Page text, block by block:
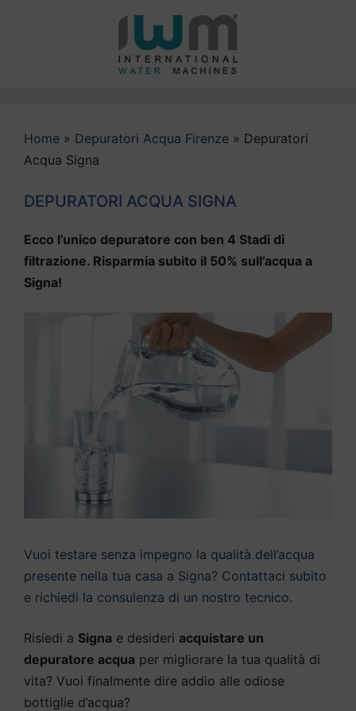
Home » Depuratori Acqua Firenze » Depuratori
Acqua Signa
DEPURATORI ACQUA SIGNA
Ecco l’unico depuratore con ben 4 Stadi di
filtrazione. Risparmia subito il 50% sull’acqua a
Signa!
Vuoi testare senza impegno la qualità dell’acqua
presente nella tua casa a Signa? Contattaci subito
e richiedi la consulenza di un nostro tecnico.
Risiedi a Signa e desideri acquistare un
depuratore acqua per migliorare la tua qualità di
vita? Vuoi finalmente dire addio alle odiose
bottiglie d’acqua?